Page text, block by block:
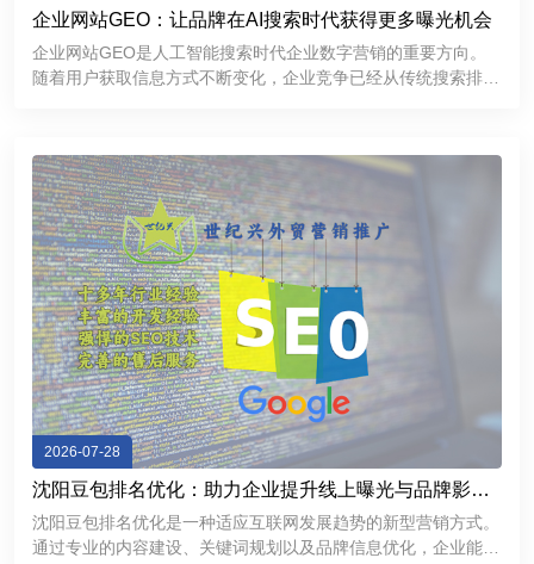
企业网站GEO：让品牌在AI搜索时代获得更多曝光机会
企业网站GEO是人工智能搜索时代企业数字营销的重要方向。
随着用户获取信息方式不断变化，企业竞争已经从传统搜索排名
2026-07-28
沈阳豆包排名优化：助力企业提升线上曝光与品牌影响
力
沈阳豆包排名优化是一种适应互联网发展趋势的新型营销方式。
通过专业的内容建设、关键词规划以及品牌信息优化，企业能够